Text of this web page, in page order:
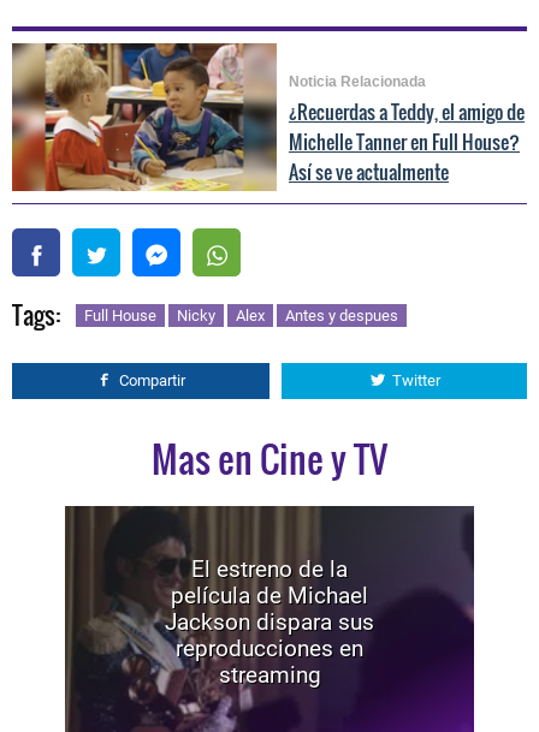
Noticia Relacionada
¿Recuerdas a Teddy, el amigo de
Michelle Tanner en Full House?
Así se ve actualmente
Tags: Full House Nicky Alex Antes y despues
Compartir Twitter
Mas en Cine y TV
El estreno de la
película de Michael
Jackson dispara sus
reproducciones en
streaming